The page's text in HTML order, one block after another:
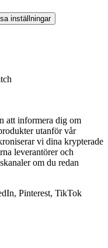
inställningar
att informera dig om
utanför vår
vi dina krypterade
leverantörer och
om du redan
Pinterest, TikTok